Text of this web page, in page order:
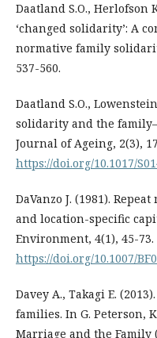
Daatland S.O., Herlofson
‘changed solidarity’: A
normative family
537-560.
Daatland S.O.,
solidarity and the
Journal of Ageing, 2(3),
https://doi.org/10.1017/
DaVanzo J. (1981).
and location-specific
Environment, 4(1), 45-73.
https://doi.org/10.1007/
Davey A., Takagi E.
families. In G. Peterson,
Marriage and the Family